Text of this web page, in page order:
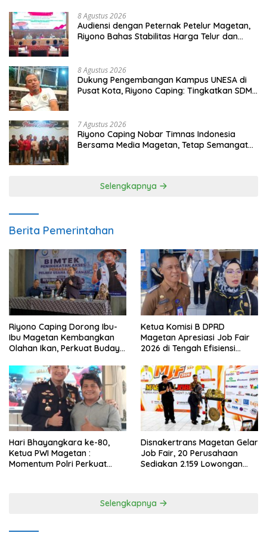
8 Agustus 2026
Audiensi dengan Peternak Petelur Magetan,
Riyono Bahas Stabilitas Harga Telur dan
8 Agustus 2026
Dukung Pengembangan Kampus UNESA di
Pusat Kota, Riyono Caping: Tingkatkan SDM
7 Agustus 2026
Riyono Caping Nobar Timnas Indonesia
Bersama Media Magetan, Tetap Semangat
Selengkapnya
Berita Pemerintahan
Riyono Caping Dorong Ibu-
Ibu Magetan Kembangkan
Olahan Ikan, Perkuat Budaya
Ketua Komisi B DPRD
Magetan Apresiasi Job Fair
2026 di Tengah Efisiensi
Hari Bhayangkara ke-80,
Ketua PWI Magetan :
Momentum Polri Perkuat
Disnakertrans Magetan Gelar
Job Fair, 20 Perusahaan
Sediakan 2.159 Lowongan
Selengkapnya